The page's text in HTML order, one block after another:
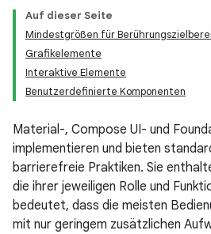
Auf dieser Seite
Mindestgrößen für
Grafikelemente
Interaktive Elemente
Benutzerdefinierte Komponenten
Material-, Compose UI- und
implementieren und bieten
barrierefreie Praktiken. Sie
die ihrer jeweiligen Rolle und
bedeutet, dass die meisten
mit nur geringem zusätzlichen